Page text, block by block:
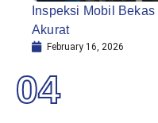
Inspeksi Mobil
Akurat
February 16, 2026
04